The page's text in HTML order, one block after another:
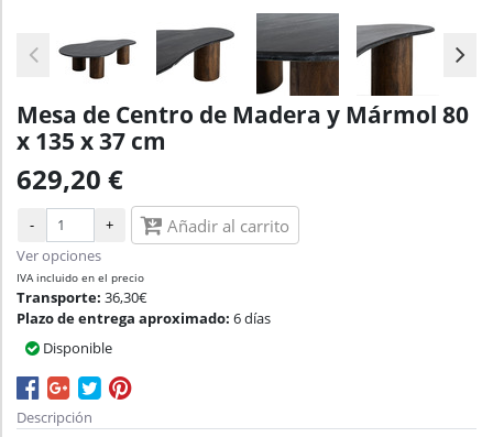
Mesa de Centro de Madera y Mármol 80
x 135 x 37 cm
629,20 €
- + Añadir al carrito
Ver opciones
IVA incluido en el precio
Transporte: 36,30€
Plazo de entrega aproximado: 6 días
Disponible
Descripción